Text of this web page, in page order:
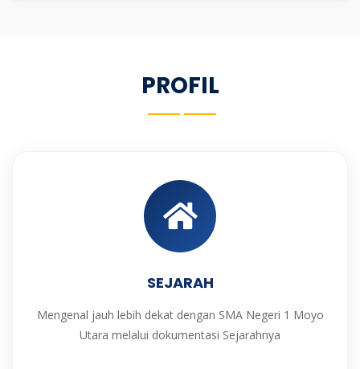
PROFIL
SEJARAH
Mengenal jauh lebih dekat dengan SMA Negeri 1 Moyo
Utara melalui dokumentasi Sejarahnya